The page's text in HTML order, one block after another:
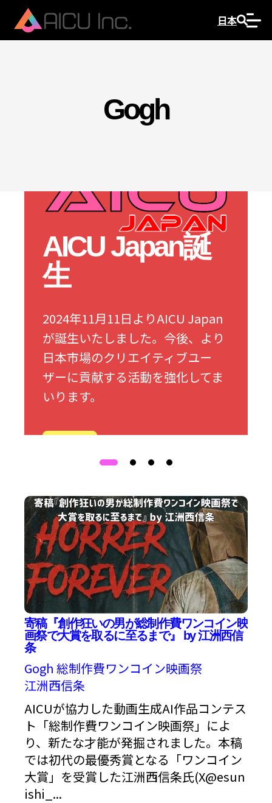
日本
Gogh
AICU Japan誕
生
2024年11月11日よりAICU Japan
が誕生いたしました。今後、より
日本市場のクリエイティブユー
ザーに貢献する活動を強化してま
いります。
寄稿『創作狂いの男が総制作費ワンコイン映
画祭で大賞を取るに至るまで』 by 江洲西信
条
Gogh 総制作費ワンコイン映画祭
江洲西信条
AICUが協力した動画生成AI作品コンテス
ト「総制作費ワンコイン映画祭」によ
り、新たな才能が発掘されました。本稿
では初代の最優秀賞となる「ワンコイン
大賞」を受賞した江洲西信条氏(X@esun
ishi_...